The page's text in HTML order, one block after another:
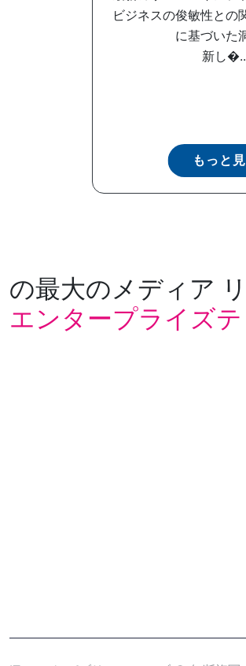
ビジネスの俊敏性との
に基づいた
新し
もっと
の最大のメディア
エンタープライズ